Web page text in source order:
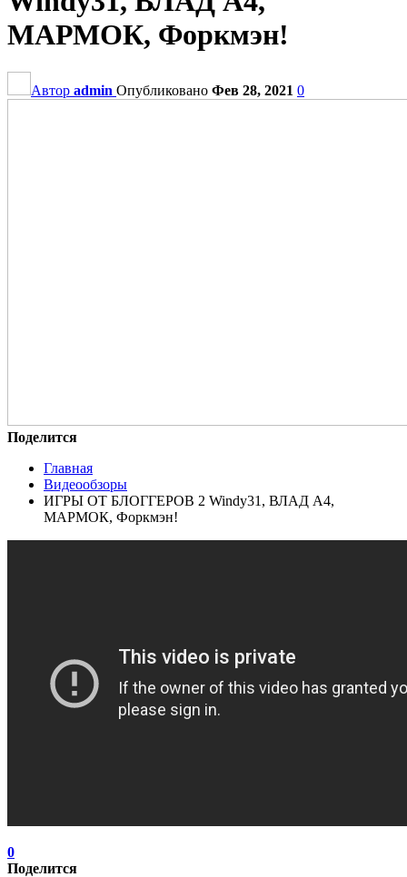
МАРМОК, Форкмэн!
Автор admin Опубликовано Фев 28, 2021 0
Поделится
Главная
Видеообзоры
ИГРЫ ОТ БЛОГГЕРОВ 2 Windy31, ВЛАД A4,
МАРМОК, Форкмэн!
0
Поделится